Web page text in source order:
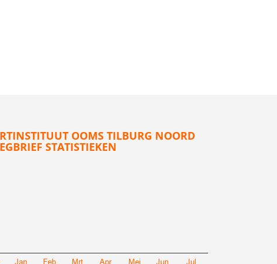
OOMS TILBURG NOORD
STATISTIEKEN